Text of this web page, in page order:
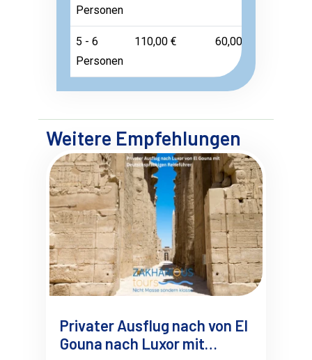
Personen
5 - 6
Personen
110,00 € 60,00 €
Weitere Empfehlungen
Privater Ausflug nach von El
Gouna nach Luxor mit